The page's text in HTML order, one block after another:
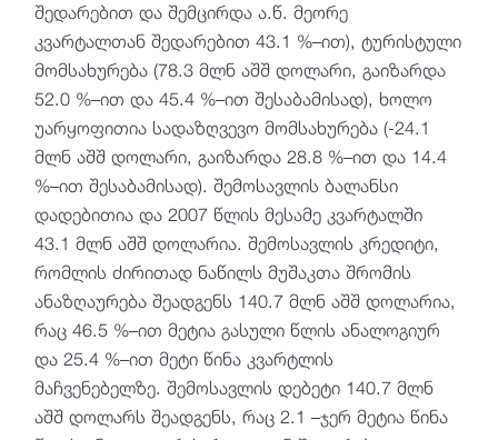
შედარებით და შემცირდა ა.წ. მეორე
კვარტალთან შედარებით 43.1 %–ით), ტურისტული
მომსახურება (78.3 მლნ აშშ დოლარი, გაიზარდა
52.0 %–ით და 45.4 %–ით შესაბამისად), ხოლო
უარყოფითია სადაზღვევო მომსახურება (-24.1
მლნ აშშ დოლარი, გაიზარდა 28.8 %–ით და 14.4
%–ით შესაბამისად). შემოსავლის ბალანსი
დადებითია და 2007 წლის მესამე კვარტალში
43.1 მლნ აშშ დოლარია. შემოსავლის კრედიტი,
რომლის ძირითად ნაწილს მუშაკთა შრომის
ანაზღაურება შეადგენს 140.7 მლნ აშშ დოლარია,
რაც 46.5 %–ით მეტია გასული წლის ანალოგიურ
და 25.4 %–ით მეტი წინა კვარტლის
მაჩვენებელზე. შემოსავლის დებეტი 140.7 მლნ
აშშ დოლარს შეადგენს, რაც 2.1 –ჯერ მეტია წინა